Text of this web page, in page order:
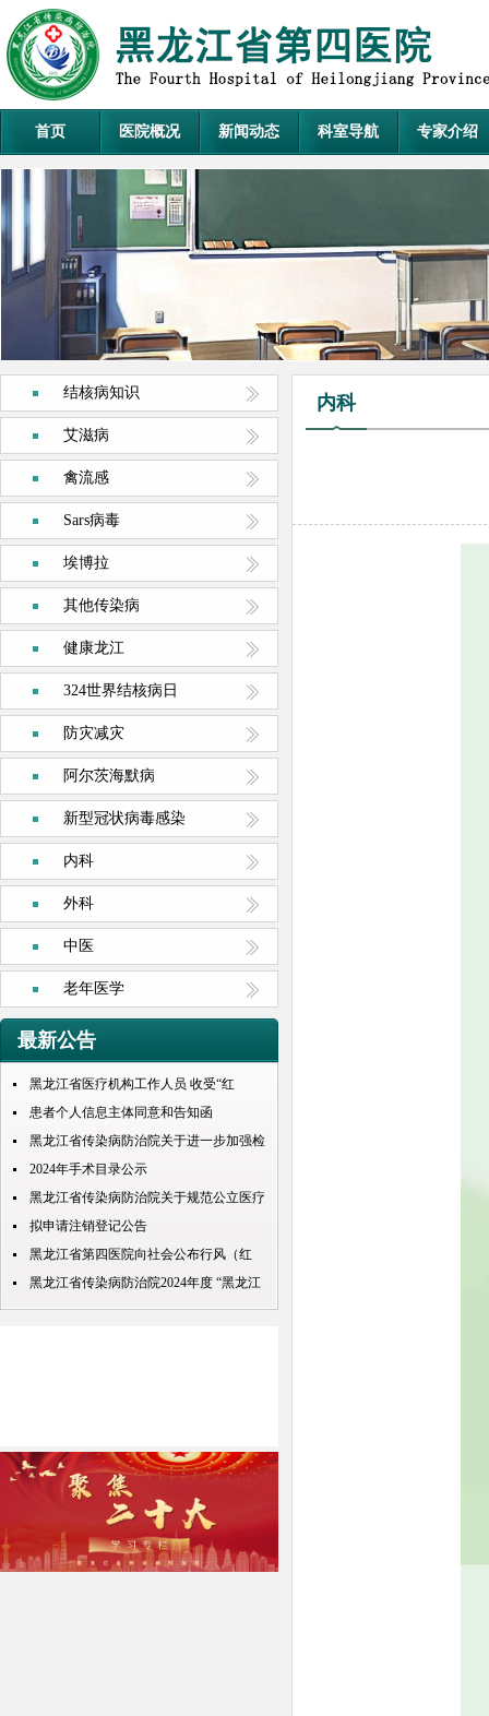
首页 医院概况 新闻动态 科室导航 专家介绍
结核病知识
艾滋病
禽流感
Sars病毒
埃博拉
其他传染病
健康龙江
324世界结核病日
防灾减灾
阿尔茨海默病
新型冠状病毒感染
内科
外科
中医
老年医学
最新公告
黑龙江省医疗机构工作人员 收受“红
包”处理规定
患者个人信息主体同意和告知函
黑龙江省传染病防治院关于进一步加强检
查检验结果互认项目的公示
2024年手术目录公示
黑龙江省传染病防治院关于规范公立医疗
机构预交金管理工作实施情况的通知
拟申请注销登记公告
黑龙江省第四医院向社会公布行风（红
包） 问题投诉举报电话
黑龙江省传染病防治院2024年度 “黑龙江
人才周”公开招聘 拟录取人员名单公示
内科